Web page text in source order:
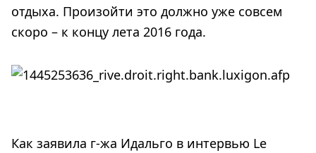
отдыха. Произойти это должно уже совсем
скоро – к концу лета 2016 года.
Как заявила г-жа Идальго в интервью Le